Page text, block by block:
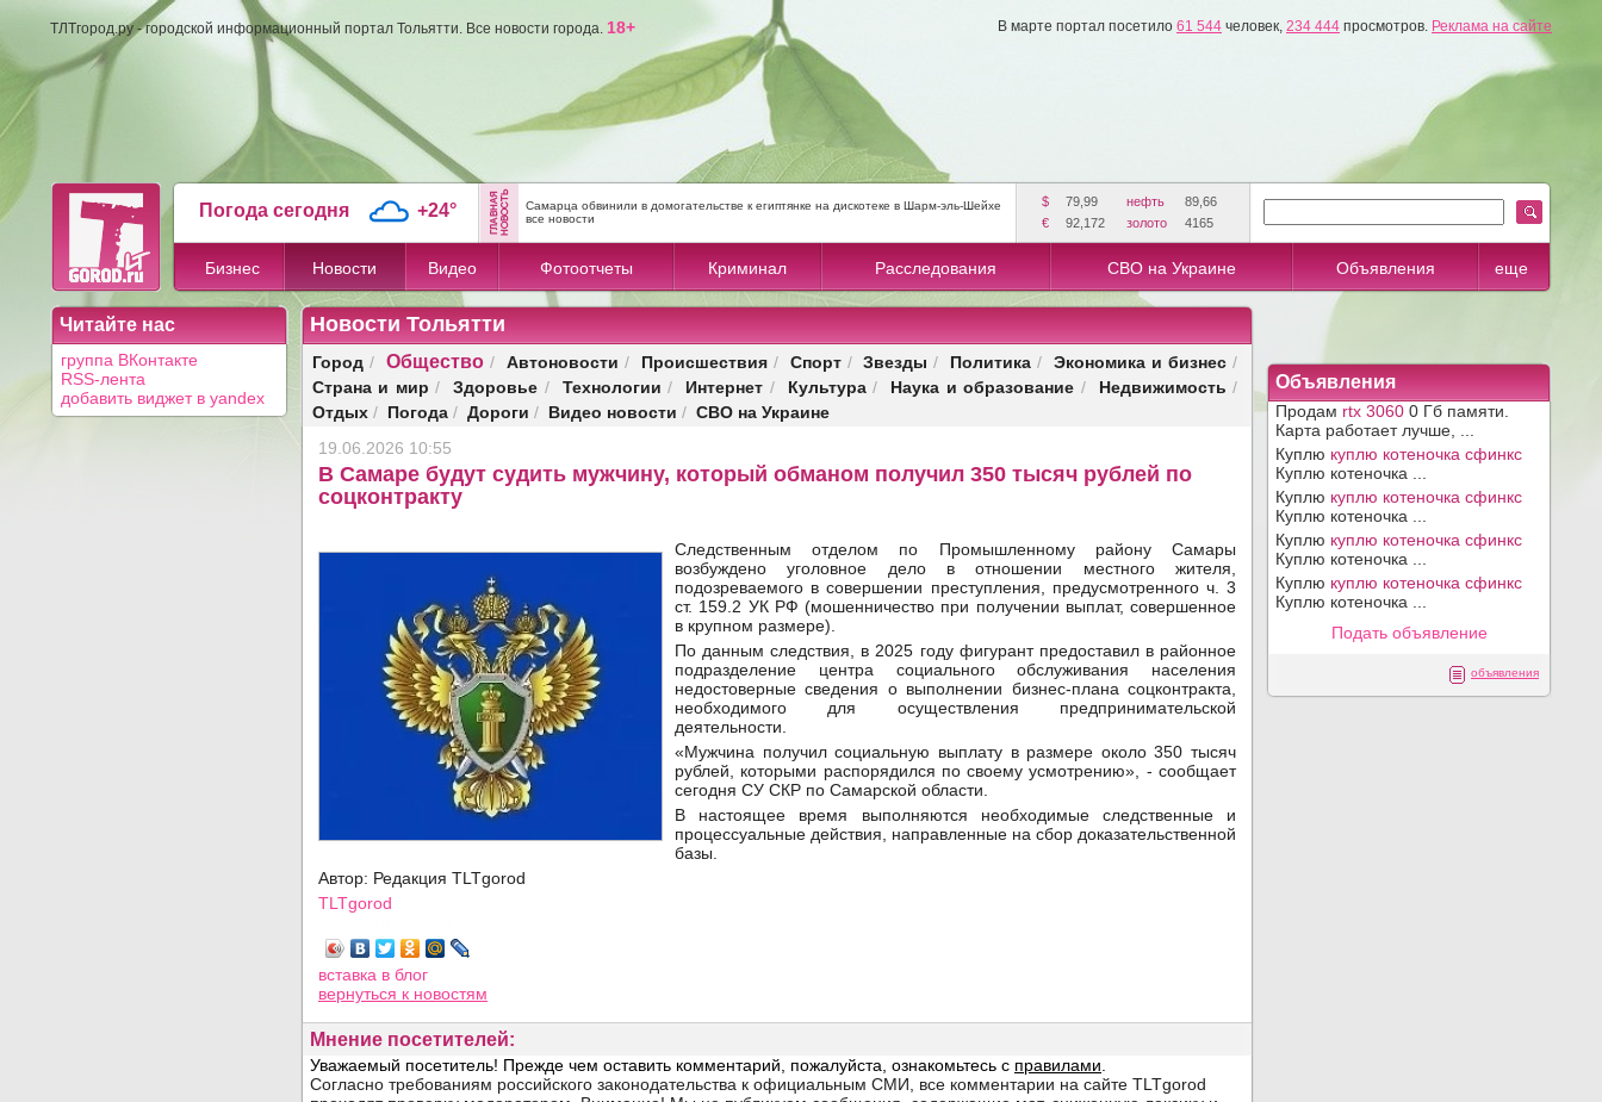
ТЛТгород.ру - городской информационный портал Тольятти. Все новости города. 18+ В марте портал посетило 61 544 человек, 234 444 просмотров. Реклама на сайте
Погода сегодня +24°
Самарца обвинили в домогательстве к египтянке на дискотеке в Шарм-эль-Шейхе
все новости
$ 79,99 нефть
89,66
€
92,172 золото 4165
Бизнес Новости Видео Фотоотчеты Криминал Расследования СВО на Украине Объявления еще
Читайте нас
группа ВКонтакте
RSS-лента
добавить виджет в yandex
Новости Тольятти
Город / Общество/ Автоновости / Происшествия/ Спорт/ Звезды / Политика / Экономика и бизнес /
Страна и мир / Здоровье / Технологии / Интернет / Культура/ Наука и образование / Недвижимость /
Отдых / Погода / Дороги / Видео новости / СВО на Украине
19.06.2026 10:55
В Самаре будут судить мужчину, который обманом получил 350 тысяч рублей по
соцконтракту
Следственным отделом по Промышленному району Самары
возбуждено уголовное дело в отношении местного жителя,
подозреваемого в совершении преступления, предусмотренного ч. 3
ст. 159.2 УК РФ (мошенничество при получении выплат, совершенное
в крупном размере).
По данным следствия, в 2025 году фигурант предоставил в районное
подразделение центра социального обслуживания населения
недостоверные сведения о выполнении бизнес-плана соцконтракта,
необходимого для осуществления предпринимательской
деятельности.
«Мужчина получил социальную выплату в размере около 350 тысяч
рублей, которыми распорядился по своему усмотрению», - сообщает
сегодня СУ СКР по Самарской области.
В настоящее время выполняются необходимые следственные и
процессуальные действия, направленные на сбор доказательственной
базы.
Автор: Редакция TLTgorod
TLTgorod
вставка в блог
вернуться к новостям
Мнение посетителей:
Объявления
Продам rtx 3060 0 Гб памяти.
Карта работает лучше, ...
Куплю куплю котеночка сфинкс
Куплю котеночка ...
Куплю куплю котеночка сфинкс
Куплю котеночка ...
Куплю куплю котеночка сфинкс
Куплю котеночка ...
Куплю куплю котеночка сфинкс
Куплю котеночка ...
Подать объявление
объявления